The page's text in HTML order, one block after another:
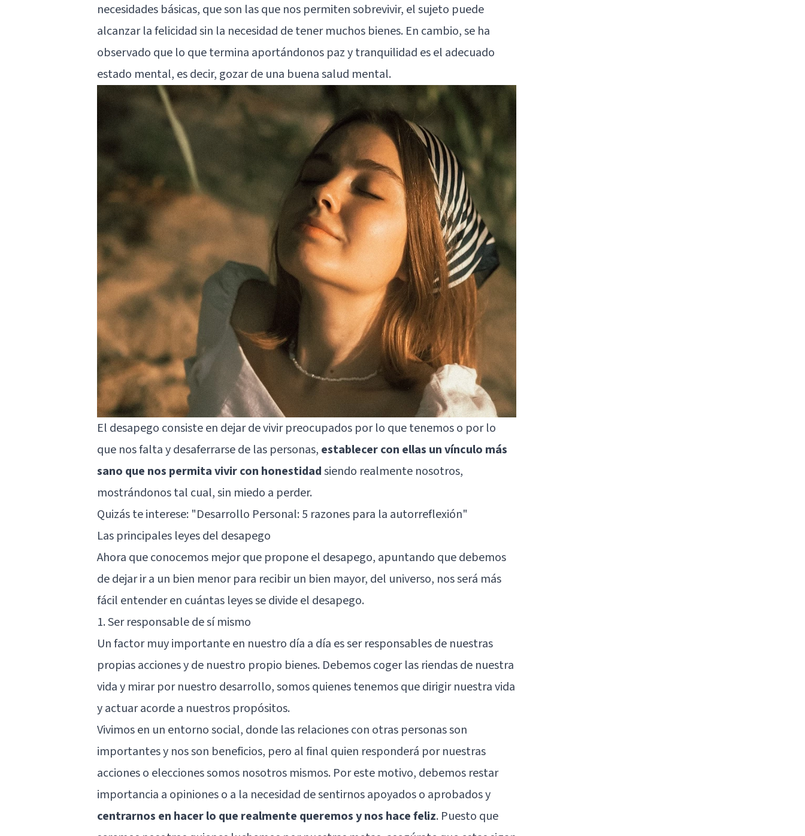
necesidades básicas, que son las que nos permiten sobrevivir, el sujeto puede
alcanzar la felicidad sin la necesidad de tener muchos bienes. En cambio, se ha
observado que lo que termina aportándonos paz y tranquilidad es el adecuado
estado mental, es decir, gozar de una buena salud mental.
El desapego consiste en dejar de vivir preocupados por lo que tenemos o por lo
que nos falta y desaferrarse de las personas, establecer con ellas un vínculo más
sano que nos permita vivir con honestidadsiendo realmente nosotros,
mostrándonos tal cual, sin miedo a perder.
Quizás te interese: "Desarrollo Personal: 5 razones para la autorreflexión"
Las principales leyes del desapego
Ahora que conocemos mejor que propone el desapego, apuntando que debemos
de dejar ir a un bien menor para recibir un bien mayor, del universo, nos será más
fácil entender en cuántas leyes se divide el desapego.
1. Ser responsable de sí mismo
Un factor muy importante en nuestro día a día es ser responsables de nuestras
propias acciones y de nuestro propio bienes. Debemos coger las riendas de nuestra
vida y mirar por nuestro desarrollo, somos quienes tenemos que dirigir nuestra vida
y actuar acorde a nuestros propósitos.
Vivimos en un entorno social, donde las relaciones con otras personas son
importantes y nos son beneficios, pero al final quien responderá por nuestras
acciones o elecciones somos nosotros mismos. Por este motivo, debemos restar
importancia a opiniones o a la necesidad de sentirnos apoyados o aprobados y
centrarnos en hacer lo que realmente queremos y nos hace feliz. Puesto que